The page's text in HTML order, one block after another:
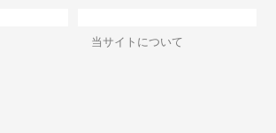
当サイトについて